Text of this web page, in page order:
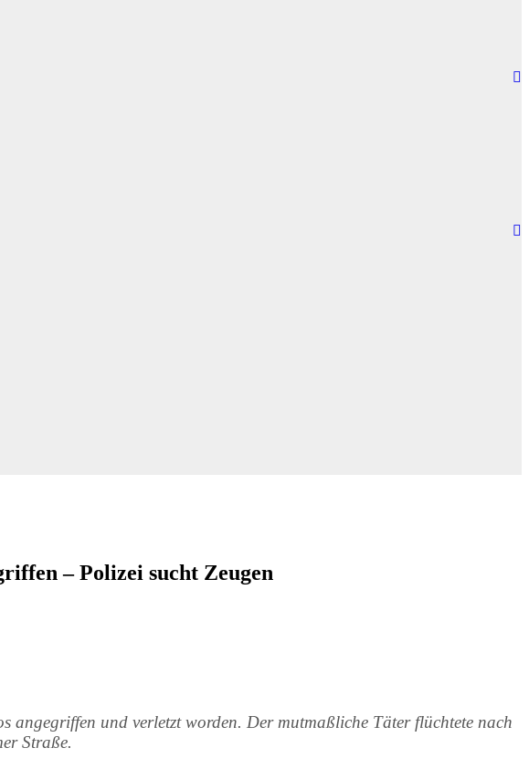
– Polizei sucht Zeugen
und verletzt worden. Der mutmaßliche Täter flüchtete nach
Straße.